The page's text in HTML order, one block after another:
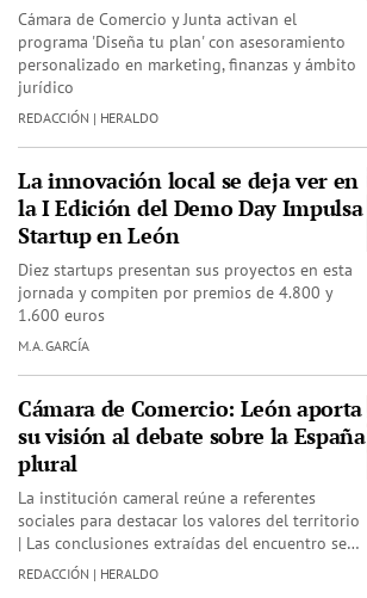
Cámara de Comercio y Junta activan el
programa 'Diseña tu plan' con asesoramiento
personalizado en marketing, finanzas y ámbito
jurídico
REDACCIÓN | HERALDO
La innovación local se deja ver en
la I Edición del Demo Day Impulsa
Startup en León
Diez startups presentan sus proyectos en esta
jornada y compiten por premios de 4.800 y
1.600 euros
M.A. GARCÍA
Cámara de Comercio: León aporta
su visión al debate sobre la España
plural
La institución cameral reúne a referentes
sociales para destacar los valores del territorio
| Las conclusiones extraídas del encuentro se…
REDACCIÓN | HERALDO